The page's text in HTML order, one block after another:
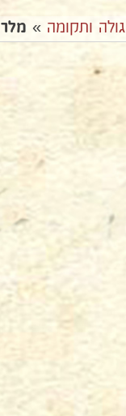
גולה ותקומה » מלר 16